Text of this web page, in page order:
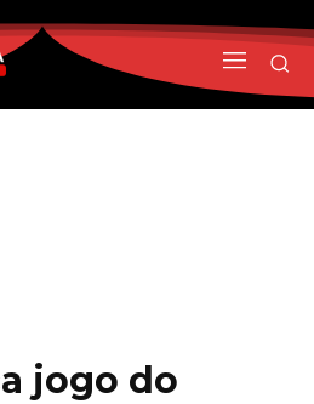
jogo do